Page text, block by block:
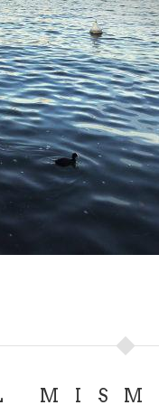
del mundo los
se desarrolla en un
inmerso en la
vegetación
una de las
el camino que
como la
metros de altura,